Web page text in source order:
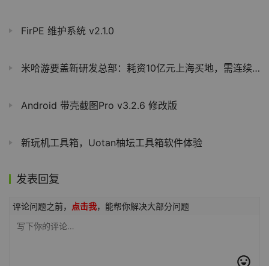
FirPE 维护系统 v2.1.0
米哈游要盖新研发总部：耗资10亿元上海买地，需连续3年纳税33亿
Android 带壳截图Pro v3.2.6 修改版
新玩机工具箱，Uotan柚坛工具箱软件体验
发表回复
评论问题之前， 点击我，能帮你解决大部分问题